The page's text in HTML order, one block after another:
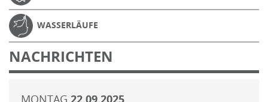
WASSERLÄUFE
NACHRICHTEN
MONTAG 22.09.2025